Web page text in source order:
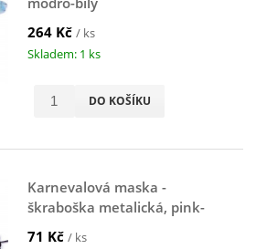
264 Kč / ks
Skladem: 1 ks
DO KOŠÍKU
Karnevalová maska -
škraboška metalická, pink-
zlatá
71 Kč / ks